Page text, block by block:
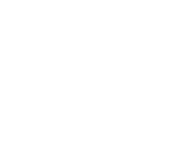
saranno disponibili su
ha il diritto di ricevere
del Software non appena
tali funzionalità e
Servizio. Al fine di
la versione più